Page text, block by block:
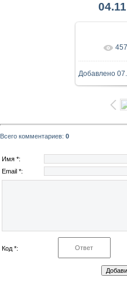
В 457
Добавлено
Всего комментариев: 0
Имя *:
Email *:
Код *: